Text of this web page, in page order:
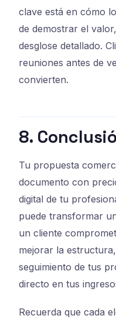
clave está en cómo
de demostrar el
desglose detallado.
reuniones antes de
convierten.
8.
Tu propuesta
documento con
digital de tu
puede transformar
un cliente
mejorar la
seguimiento de tus
directo en tus
Recuerda que cada